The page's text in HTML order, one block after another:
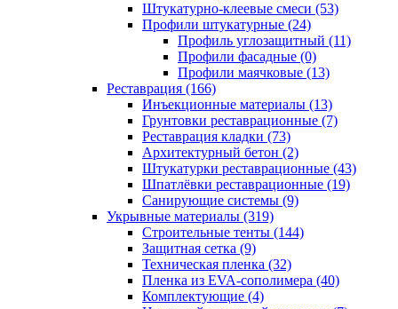
Штукатурно-клеевые смеси (53)
Профили штукатурные (24)
Профиль углозащитный (11)
Профили фасадные (0)
Профили маячковые (13)
Реставрация (166)
Инъекционные материалы (13)
Грунтовки реставрационные (7)
Реставрация кладки (73)
Архитектурный бетон (2)
Штукатурки реставрационные (43)
Шпатлёвки реставрационные (19)
Санирующие системы (9)
Укрывные материалы (319)
Строительные тенты (144)
Защитная сетка (9)
Техническая пленка (32)
Пленка из EVA-сополимера (40)
Комплектующие (4)